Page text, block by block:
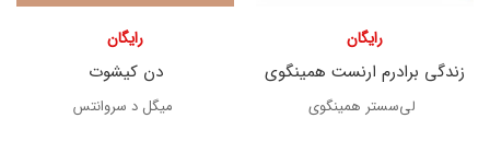
زندگی برادرم ارنست همینگوی
رایگان
لی‌سستر همینگوی
دن کیشوت
رایگان
میگل د سروانتس